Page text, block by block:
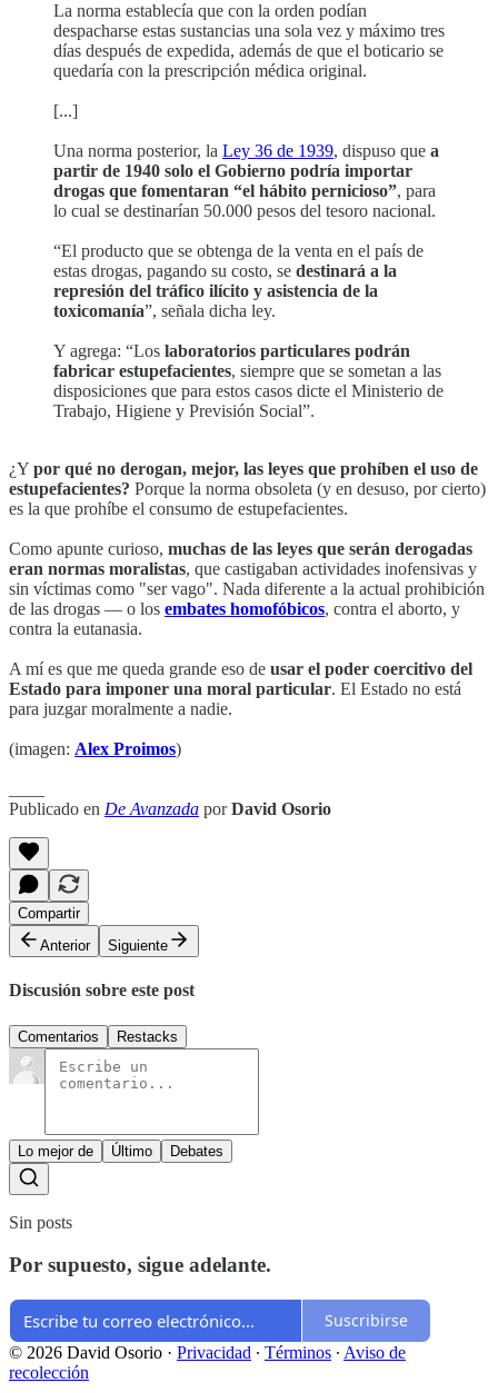
La norma establecía que con la orden podían
despacharse estas sustancias una sola vez y máximo tres
días después de expedida, además de que el boticario se
quedaría con la prescripción médica original.
[...]
Una norma posterior, la Ley 36 de 1939, dispuso que a
partir de 1940 solo el Gobierno podría importar
drogas que fomentaran “el hábito pernicioso”, para
lo cual se destinarían 50.000 pesos del tesoro nacional.
“El producto que se obtenga de la venta en el país de
estas drogas, pagando su costo, se destinará a la
represión del tráfico ilícito y asistencia de la
toxicomanía”, señala dicha ley.
Y agrega: “Los laboratorios particulares podrán
fabricar estupefacientes, siempre que se sometan a las
disposiciones que para estos casos dicte el Ministerio de
Trabajo, Higiene y Previsión Social”.
¿Y por qué no derogan, mejor, las leyes que prohíben el uso de
estupefacientes? Porque la norma obsoleta (y en desuso, por cierto)
es la que prohíbe el consumo de estupefacientes.
Como apunte curioso, muchas de las leyes que serán derogadas
eran normas moralistas, que castigaban actividades inofensivas y
sin víctimas como "ser vago". Nada diferente a la actual prohibición
de las drogas — o los embates homofóbicos, contra el aborto, y
contra la eutanasia.
A mí es que me queda grande eso de usar el poder coercitivo del
Estado para imponer una moral particular. El Estado no está
para juzgar moralmente a nadie.
(imagen: Alex Proimos)
Publicado en De Avanzada porDavid Osorio
Compartir
Anterior
Siguiente
Discusión sobre este post
Comentarios Restacks
Lo mejor de Último Debates
Sin posts
Por supuesto, sigue adelante.
Suscribirse
© 2026 David Osorio · Privacidad ∙ Términos ∙ Aviso de
recolección